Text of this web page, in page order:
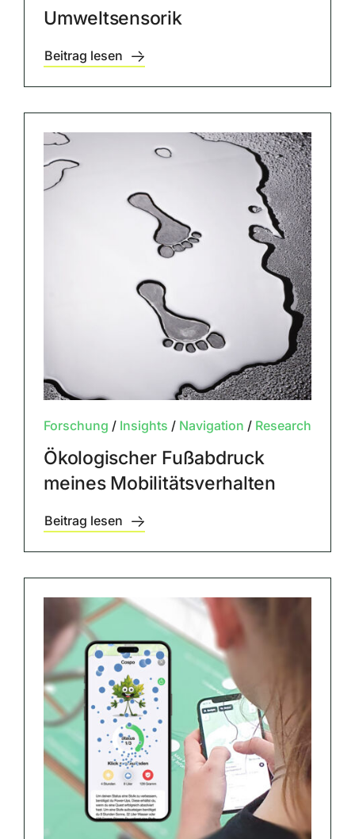
Umweltsensorik
Beitrag lesen
Forschung / Insights / Navigation / Research
Ökologischer Fußabdruck
meines Mobilitätsverhalten
Beitrag lesen